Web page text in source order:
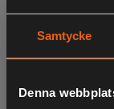
Samtycke
Denna